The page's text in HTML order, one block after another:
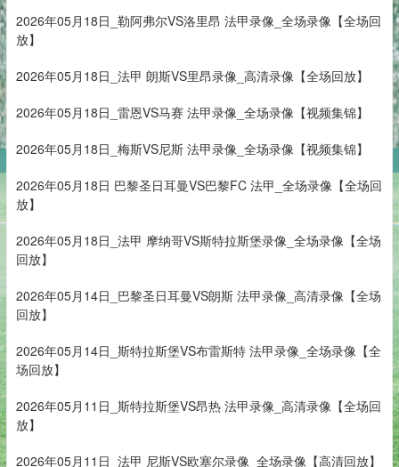
2026年05月18日_勒阿弗尔VS洛里昂 法甲录像_全场录像【全场回
放】
2026年05月18日_法甲 朗斯VS里昂录像_高清录像【全场回放】
2026年05月18日_雷恩VS马赛 法甲录像_全场录像【视频集锦】
2026年05月18日_梅斯VS尼斯 法甲录像_全场录像【视频集锦】
2026年05月18日 巴黎圣日耳曼VS巴黎FC 法甲_全场录像【全场回
放】
2026年05月18日_法甲 摩纳哥VS斯特拉斯堡录像_全场录像【全场
回放】
2026年05月14日_巴黎圣日耳曼VS朗斯 法甲录像_高清录像【全场
回放】
2026年05月14日_斯特拉斯堡VS布雷斯特 法甲录像_全场录像【全
场回放】
2026年05月11日_斯特拉斯堡VS昂热 法甲录像_高清录像【全场回
放】
2026年05月11日_法甲 尼斯VS欧塞尔录像_全场录像【高清回放】